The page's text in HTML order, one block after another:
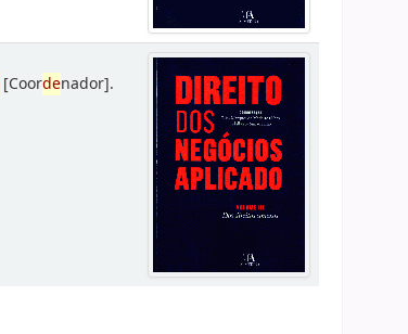
[Coordenador].